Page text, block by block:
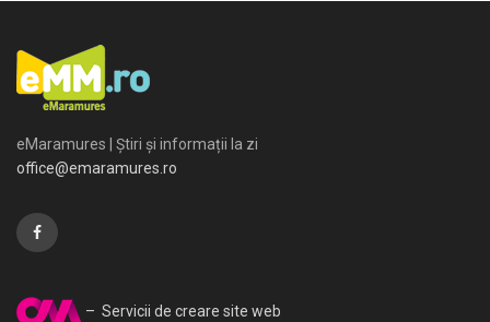
eMaramures | Știri și informații la zi
office@emaramures.ro
– Servicii de creare site web